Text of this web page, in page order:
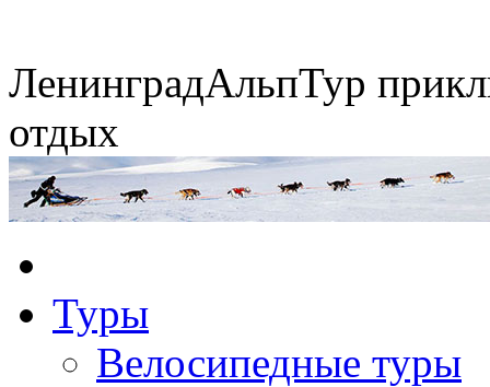
ЛенинградАльпТур
отдых
Туры
Велосипедные туры